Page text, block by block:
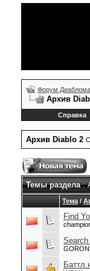
Форум
Архив
Справка
Архив Diablo 2
Темы раздела:
Тема /
Find